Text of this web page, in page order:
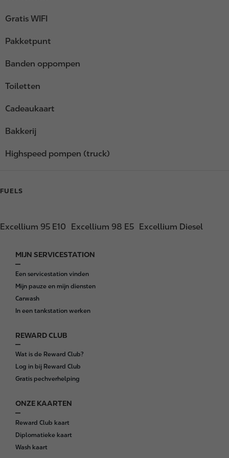
Gratis WIFI
Pakketpunt
Banden oppompen
Toiletten
Cadeaukaart
Bakkerij
Highspeed pompen (truck)
FUELS
Excellium 95 E10 Excellium 98 E5 Excellium Diesel
F
o
o
t
e
MIJN SERVICESTATION
Een servicestation vinden
Mijn pauze en mijn diensten
Carwash
In een tankstation werken
REWARD CLUB
Wat is de Reward Club?
Log in bij Reward Club
Gratis pechverhelping
ONZE KAARTEN
Reward Club kaart
Diplomatieke kaart
Wash kaart